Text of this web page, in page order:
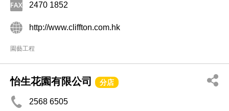
2470 1852
http://www.cliffton.com.hk
園藝工程
怡生花園有限公司 分店
2568 6505